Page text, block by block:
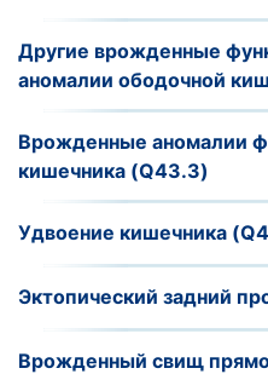
Другие врожденные
аномалии ободочной
Врожденные аномалии
кишечника (Q43.3)
Удвоение кишечника
Эктопический задний
Врожденный свищ